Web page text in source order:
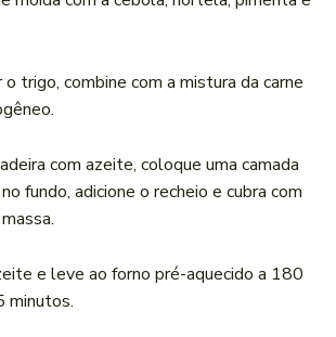
trigo, combine com a mistura da carne
com azeite, coloque uma camada
fundo, adicione o recheio e cubra com
e leve ao forno pré-aquecido a 180
minutos.